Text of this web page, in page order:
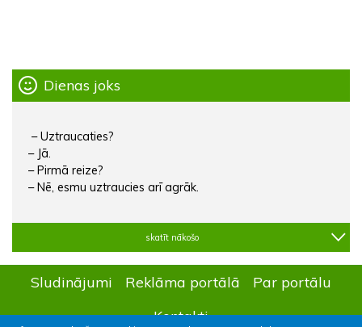
Dienas joks
– Uztraucaties?
– Jā.
– Pirmā reize?
– Nē, esmu uztraucies arī agrāk.
skatīt nākošo
Sludinājumi Reklāma portālā
Par portālu
Kontakti